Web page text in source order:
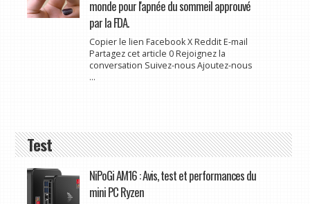
monde pour l'apnée du sommeil approuvé
par la FDA.
Copier le lien Facebook X Reddit E-mail
Partagez cet article 0 Rejoignez la
conversation Suivez-nous Ajoutez-nous
...
Test
NiPoGi AM16 : Avis, test et performances du
mini PC Ryzen